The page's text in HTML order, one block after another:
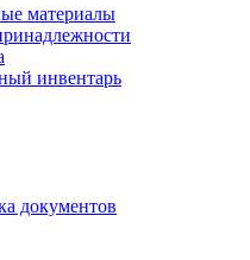
материалы
инвентарь
документов